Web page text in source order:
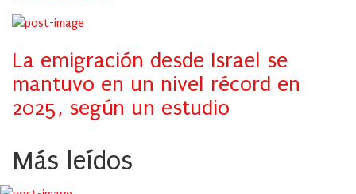
La emigración desde Israel se
mantuvo en un nivel récord en
2025, según un estudio
Más leídos